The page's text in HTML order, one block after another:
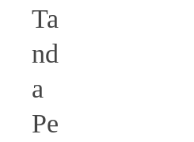
Ta
nd
a
Pe